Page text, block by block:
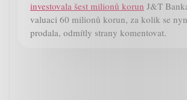
investovala šest milionů korun J&T
valuaci 60 milionů korun, za kolik se
prodala, odmítly strany komentovat.